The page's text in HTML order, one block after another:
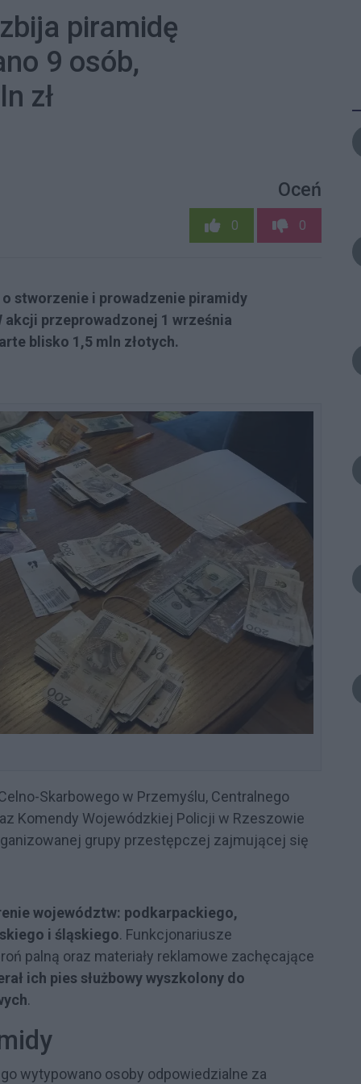
piramidę
9 osób,
zł
Oceń
0 0
stworzenie i prowadzenie piramidy
przeprowadzonej 1 września
blisko 1,5 mln złotych.
Skarbowego w Przemyślu, Centralnego
Komendy Wojewódzkiej Policji w Rzeszowie
grupy przestępczej zajmującej się
województw: podkarpackiego,
i śląskiego. Funkcjonariusze
palną oraz materiały reklamowe zachęcające
ich pies służbowy wyszkolony do
.
wytypowano osoby odpowiedzialne za